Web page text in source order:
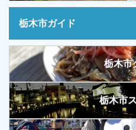
栃木市ガイド
栃木市
栃木市